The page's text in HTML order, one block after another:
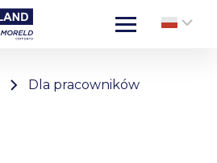
Dla pracowników